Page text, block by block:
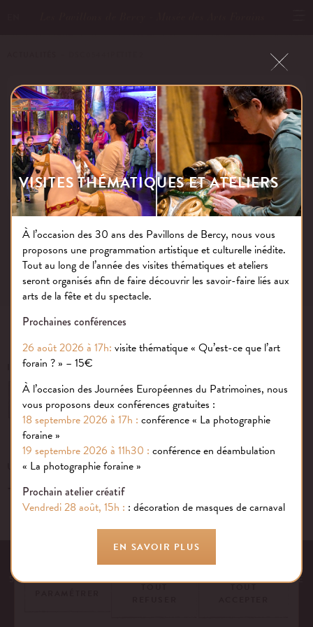
DSC05441PETITE 2
Publié le : 02.12.19
NOS THÉMATIQUES
VISITES THÉMATIQUES ET ATELIERS
À l’occasion des 30 ans des Pavillons de Bercy, nous vous
proposons une programmation artistique et culturelle inédite.
Tout au long de l’année des visites thématiques et ateliers
seront organisés afin de faire découvrir les savoir-faire liés aux
arts de la fête et du spectacle.
Prochaines conférences
26 août 2026 à 17h: visite thématique « Qu’est-ce que l’art
forain ? » – 15€
À l’occasion des Journées Européennes du Patrimoines, nous
vous proposons deux conférences gratuites :
18 septembre 2026 à 17h : conférence « La photographie
foraine »
19 septembre 2026 à 11h30 : conférence en déambulation
« La photographie foraine »
Prochain atelier créatif
Vendredi 28 août, 15h : : décoration de masques de carnaval
EN SAVOIR PLUS
INSCRIVEZ-VOUS À NOTRE NEWSLETTER
UN ÉVÉNEMENT, UNE QUESTION ?
+33 (0)1 43 40 16 22
53 AVENUE DES TERROIRS DE FRANCE, 75012 PARIS | FRANCE
Gestion des cookies
Nous utilisons des cookies sur notre site internet pour rendre votre
expérience aussi douce qu’une confiserie foraine !
TOUT
TOUT